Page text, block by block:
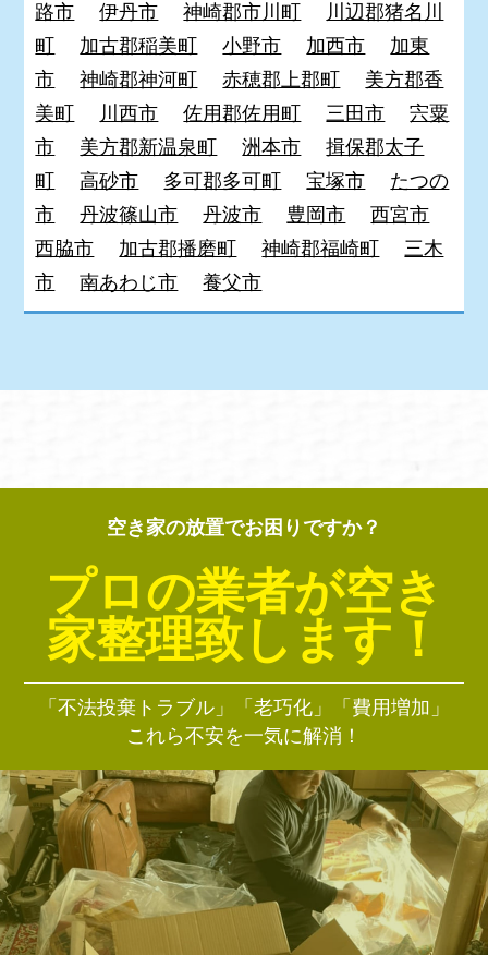
路市
伊丹市 神崎郡市川町
川辺郡猪名川
町
加古郡稲美町 小野市 加西市
加東
市
神崎郡神河町 赤穂郡上郡町
美方郡香
美町
川西市 佐用郡佐用町 三田市
宍粟
市
美方郡新温泉町 洲本市
揖保郡太子
町
高砂市 多可郡多可町 宝塚市
たつの
市
丹波篠山市 丹波市 豊岡市
西宮市
西脇市
加古郡播磨町 神崎郡福崎町
三木
市
南あわじ市 養父市
空き家の放置でお困りですか？
プロの業者が空き
家整理致します！
「不法投棄トラブル」「老巧化」「費用増加」
これら不安を一気に解消！